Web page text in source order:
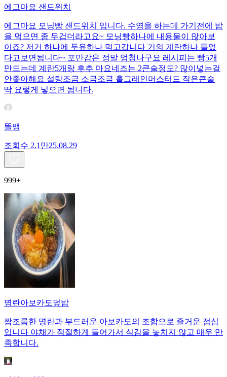
에그마요 샌드위치
에그마요 모닝빵 샌드위치 입니다. 수영을 하는데 가기전에 밥
을 먹으면 좀 무겁더라고요~ 모닝빵하나에 내용물이 많아보
이죠? 저거 하나에 두유하나 먹고갑니다 거의 계란하나 들었
다고보면됩니다~ 포만감은 정말 엄청나구요 레시피는 빵5개
만드는데 계란5개랑 후추 마요네즈는 2큰술정도? 많이넣는걸
안좋아해요 설탕조금 소금조금 홀그레인머스터드 작은큰술
딱 요렇게 넣으면 됩니다.
똘맹
조회수 2.1만25.08.29
999+
명란아보카도덮밥
짭조름한 명란과 부드러운 아보카도의 조합으로 즐거운 점심
입니다 야채가 적절하게 들어가서 식감을 놓치지 않고 매우 만
족합니다.